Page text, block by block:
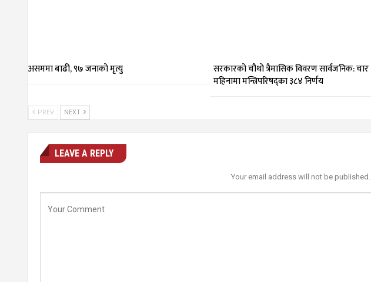
असममा बाढी, ९७ जनाको मृत्यु
सरकारको चौथो त्रैमासिक विवरण सार्वजनिक: चार
महिनामा मन्त्रिपरिषद्का ३८४ निर्णय
PREV NEXT
LEAVE A REPLY
Your email address will not be published.